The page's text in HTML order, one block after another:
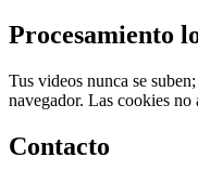
Procesamiento
Tus videos nunca se
navegador. Las cookies no
Contacto